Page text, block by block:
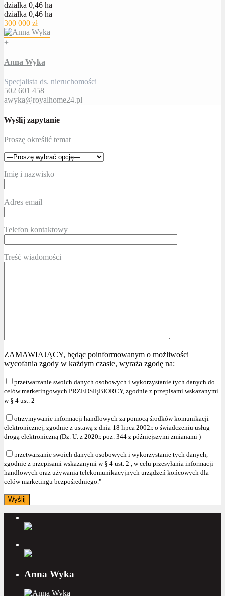
działka 0,46 ha
działka 0,46 ha
300 000 zł
+
Anna Wyka
Specjalista ds. nieruchomości
502 601 458
awyka@royalhome24.pl
Wyślij zapytanie
Proszę określić temat
Imię i nazwisko
Adres email
Telefon kontaktowy
Treść wiadomości
ZAMAWIAJĄCY, będąc poinformowanym o możliwości
wycofania zgody w każdym czasie, wyraża zgodę na:
przetwarzanie swoich danych osobowych i wykorzystanie tych danych do
celów marketingowych PRZEDSIĘBIORCY, zgodnie z przepisami wskazanymi
w § 4 ust. 2
otrzymywanie informacji handlowych za pomocą środków komunikacji
elektronicznej, zgodnie z ustawą z dnia 18 lipca 2002r. o świadczeniu usług
drogą elektroniczną (Dz. U. z 2020r. poz. 344 z późniejszymi zmianami )
przetwarzanie swoich danych osobowych i wykorzystanie tych danych,
zgodnie z przepisami wskazanymi w § 4 ust. 2 , w celu przesyłania informacji
handlowych oraz używania telekomunikacyjnych urządzeń końcowych dla
celów marketingu bezpośredniego."
Anna Wyka